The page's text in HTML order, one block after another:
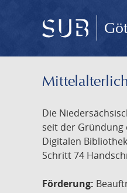
Die
seit der Gründung
Digitalen
Schritt 74
Förderung: